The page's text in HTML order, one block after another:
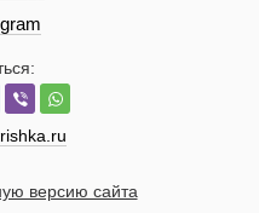
версию сайта